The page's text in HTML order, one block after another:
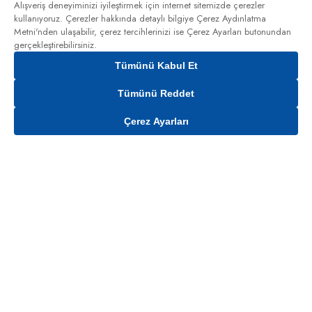
Gelince Haber Ver
Alışveriş deneyiminizi iyileştirmek için internet sitemizde çerezler
kullanıyoruz. Çerezler hakkında detaylı bilgiye Çerez Aydınlatma
Metni'nden ulaşabilir, çerez tercihlerinizi ise Çerez Ayarları butonundan
gerçekleştirebilirsiniz.
Tümünü Kabul Et
Tümünü Reddet
Çerez Ayarları